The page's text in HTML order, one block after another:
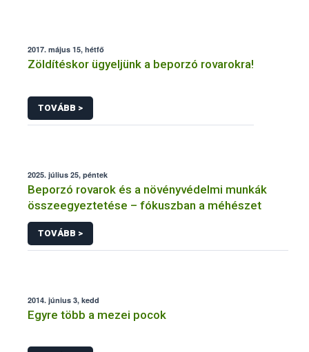
2017. május 15, hétfő
Zöldítéskor ügyeljünk a beporzó rovarokra!
TOVÁBB >
2025. július 25, péntek
Beporzó rovarok és a növényvédelmi munkák
összeegyeztetése – fókuszban a méhészet
TOVÁBB >
2014. június 3, kedd
Egyre több a mezei pocok